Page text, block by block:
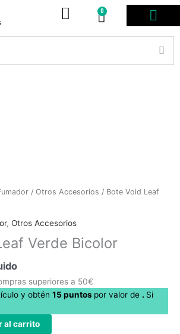
0
Carrito
/ Otros Accesorios / Bote Void Leaf
, Otros Accesorios
Verde Bicolor
superiores a 50€
y obtén 15 puntos por valor de . Si
al carrito